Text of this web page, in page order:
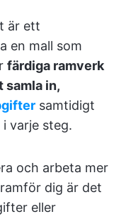
är ett
en mall som
färdiga ramverk
samla in,
samtidigt
varje steg.
och arbeta mer
dig är det
eller